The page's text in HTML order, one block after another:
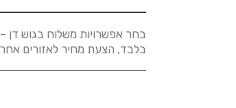
בחר אפשרויות משלוח בגוש דן
בלבד, הצעת מחיר לאזורים אחרים